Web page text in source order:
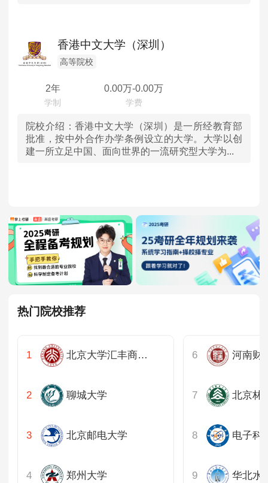
香港中文大学（深圳）
高等院校
2年 0.00万-0.00万
院校介绍： 香港中文大学（深圳）是一所经教育部
批准，按中外合作办学条例设立的大学。大学以创
建一所立足中国、面向世界的一流研究型大学为...
热门院校推荐
北京大学汇丰商学院
聊城大学
北京邮电大学
郑州大学
北京林
电子科
华北水